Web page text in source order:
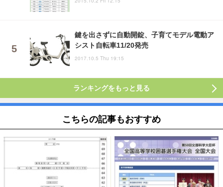
鍵を出さずに自動開錠、子育てモデル電動ア
シスト自転車11/20発売
2017.10.5 Thu 19:15
ランキングをもっと見る
こちらの記事もおすすめ